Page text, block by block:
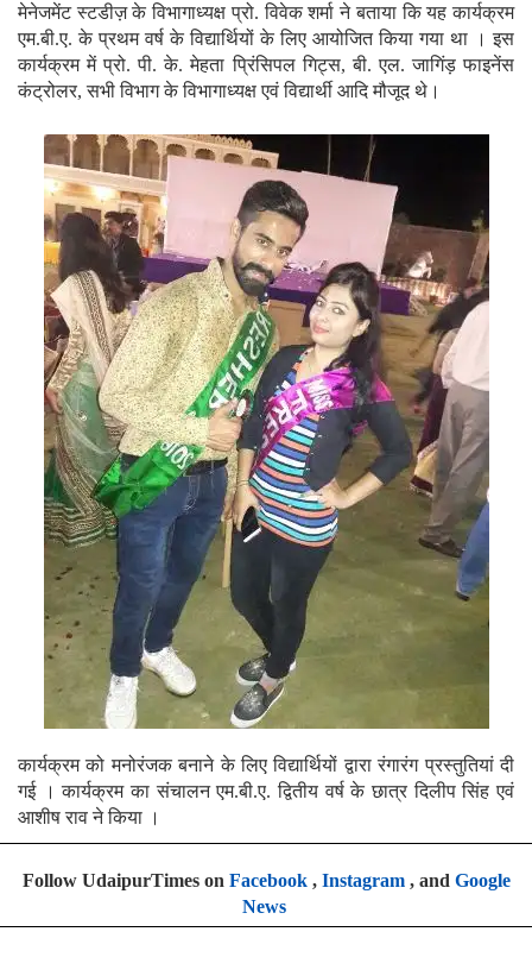
मेनेजमेंट स्टडीज़ के विभागाध्यक्ष प्रो. विवेक शर्मा ने बताया कि यह कार्यक्रम
एम.बी.ए. के प्रथम वर्ष के विद्यार्थियों के लिए आयोजित किया गया था । इस
कार्यक्रम में प्रो. पी. के. मेहता प्रिंसिपल गिट्स, बी. एल. जागिंड़ फाइनेंस
कंट्रोलर, सभी विभाग के विभागाध्यक्ष एवं विद्यार्थी आदि मौजूद थे।
कार्यक्रम को मनोरंजक बनाने के लिए विद्यार्थियों द्वारा रंगारंग प्रस्तुतियां दी
गई । कार्यक्रम का संचालन एम.बी.ए. द्वितीय वर्ष के छात्र दिलीप सिंह एवं
आशीष राव ने किया ।
Follow UdaipurTimes on Facebook, Instagram, and Google
News